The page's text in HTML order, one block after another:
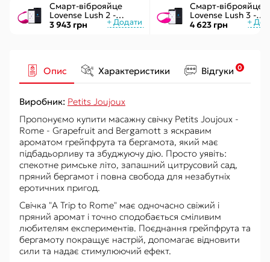
Смарт-віброяйце
Lovense Lush 2 -
управління через
додаток
3 943 грн
Смарт-віброяйце
Lovense Lush 3 -
керування через
інтернет
4 623 грн
Опис Характеристики Відгуки 0
Виробник: Petits Joujoux
Пропонуємо купити масажну свічку Petits Joujoux -
Rome - Grapefruit and Bergamott з яскравим
ароматом грейпфрута та бергамота, який має
підбадьорливу та збуджуючу дію. Просто уявіть:
спекотне римське літо, запашний цитрусовий сад,
пряний бергамот і повна свобода для незабутніх
еротичних пригод.
Свічка "A Trip to Rome" має одночасно свіжий і
пряний аромат і точно сподобається сміливим
любителям експериментів. Поєднання грейпфрута та
бергамоту покращує настрій, допомагає відновити
сили та надає стимулюючий ефект.